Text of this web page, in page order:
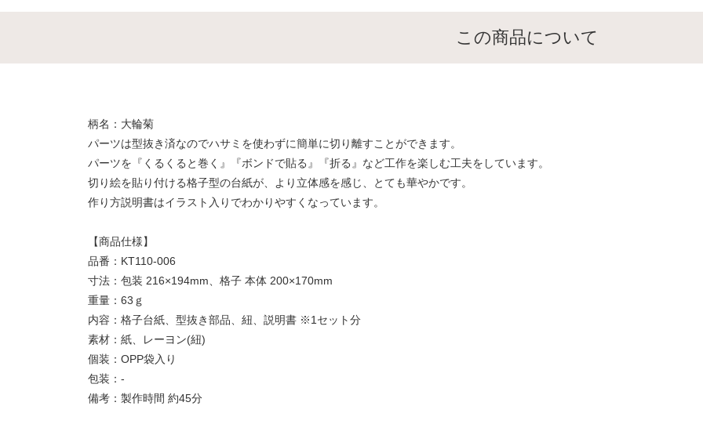
この商品について
柄名：大輪菊
パーツは型抜き済なのでハサミを使わずに簡単に切り離すことができます。
パーツを『くるくると巻く』『ボンドで貼る』『折る』など工作を楽しむ工夫をしています。
切り絵を貼り付ける格子型の台紙が、より立体感を感じ、とても華やかです。
作り方説明書はイラスト入りでわかりやすくなっています。
【商品仕様】
品番：KT110-006
寸法：包装 216×194mm、格子 本体 200×170mm
重量：63ｇ
内容：格子台紙、型抜き部品、紐、説明書 ※1セット分
素材：紙、レーヨン(紐)
個装：OPP袋入り
包装：-
備考：製作時間 約45分